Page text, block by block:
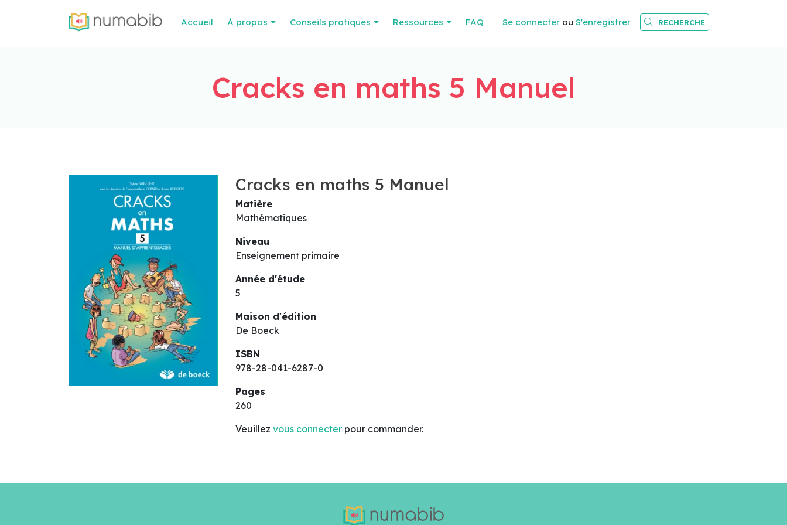
Accueil À propos Conseils pratiques Ressources FAQ Se connecter ou S'enregistrer RECHERCHE
Cracks en maths 5 Manuel
Cracks en maths 5 Manuel
Matière
Mathématiques
Niveau
Enseignement primaire
Année d'étude
5
Maison d'édition
De Boeck
ISBN
978-28-041-6287-0
Pages
260
Veuillez vous connecter pour commander.